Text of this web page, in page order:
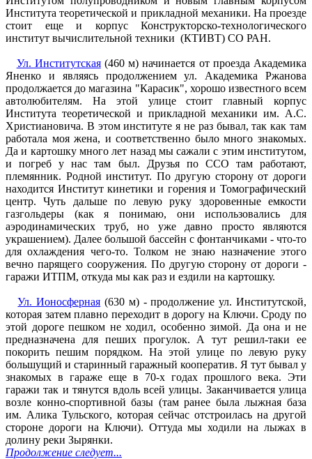
Института теоретической и прикладной механики. На проезде
стоит еще и корпус Конструкторско-технологического
институт вычислительной техники (КТИВТ) СО РАН.
Ул. Институтская(460 м) начинается от проезда Академика
Яненко и являясь продолжением ул. Академика Ржанова
продолжается до магазина "Карасик", хорошо известного всем
автолюбителям. На этой улице стоит главный корпус
Института теоретической и прикладной механики им. А.С.
Христиановича. В этом институте я не раз бывал, так как там
работала моя жена, и соответственно было много знакомых.
Да и картошку много лет назад мы сажали с этим институтом,
и погреб у нас там был. Друзья по ССО там работают,
племянник. Родной институт. По другую сторону от дороги
находится Институт кинетики и горения и Томографический
центр. Чуть дальше по левую руку здоровенные емкости
газгольдеры (как я понимаю, они использовались для
аэродинамических труб, но уже давно просто являются
украшением). Далее большой бассейн с фонтанчиками - что-то
для охлаждения чего-то. Толком не знаю назначение этого
вечно парящего сооружения. По другую сторону от дороги -
гаражи ИТПМ, откуда мы как раз и ездили на картошку.
Ул. Ионосферная (630 м) - продолжение ул. Институтской,
которая затем плавно переходит в дорогу на Ключи. Сроду по
этой дороге пешком не ходил, особенно зимой. Да она и не
предназначена для пеших прогулок. А тут решил-таки ее
покорить пешим порядком. На этой улице по левую руку
большущий и старинный гаражный кооператив. Я тут бывал у
знакомых в гараже еще в 70-х годах прошлого века. Эти
гаражи так и тянутся вдоль всей улицы. Заканчивается улица
возле конно-спортивной базы (там ранее была лыжная база
им. Алика Тульского, которая сейчас отстроилась на другой
стороне дороги на Ключи). Оттуда мы ходили на лыжах в
долину реки Зырянки.
Продолжение следует...